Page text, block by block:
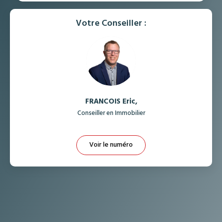
Votre Conseiller :
FRANCOIS Eric,
Conseiller en Immobilier
Voir le numéro